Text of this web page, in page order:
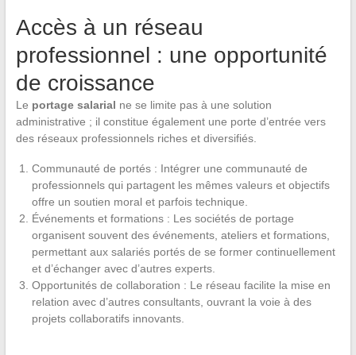
Accès à un réseau
professionnel : une opportunité
de croissance
Le portage salarial ne se limite pas à une solution
administrative ; il constitue également une porte d’entrée vers
des réseaux professionnels riches et diversifiés.
Communauté de portés : Intégrer une communauté de
professionnels qui partagent les mêmes valeurs et objectifs
offre un soutien moral et parfois technique.
Événements et formations : Les sociétés de portage
organisent souvent des événements, ateliers et formations,
permettant aux salariés portés de se former continuellement
et d’échanger avec d’autres experts.
Opportunités de collaboration : Le réseau facilite la mise en
relation avec d’autres consultants, ouvrant la voie à des
projets collaboratifs innovants.